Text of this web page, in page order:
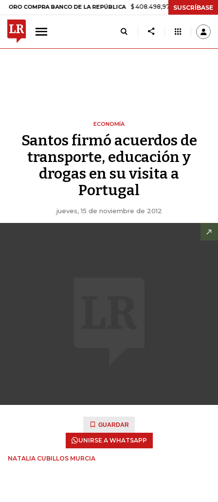
BANCO DE LA REPÚBLICA $ 408.498,97 +$ 8.753,81 +2,19%
SUSCRÍBASE
ECONOMÍA
Santos firmó acuerdos de
transporte, educación y
drogas en su visita a
Portugal
jueves, 15 de noviembre de 2012
GUARDAR
UNIRSE A WHATSAPP
NATALIA CUBILLOS MURCIA